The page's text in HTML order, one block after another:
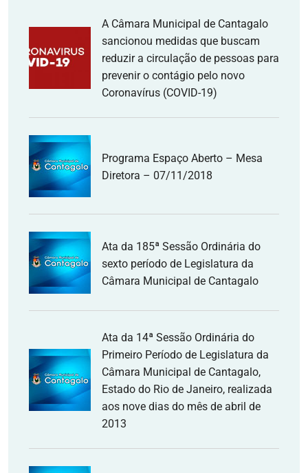
A Câmara Municipal de Cantagalo
sancionou medidas que buscam
reduzir a circulação de pessoas para
prevenir o contágio pelo novo
Coronavírus (COVID-19)
Programa Espaço Aberto – Mesa
Diretora – 07/11/2018
Ata da 185ª Sessão Ordinária do
sexto período de Legislatura da
Câmara Municipal de Cantagalo
Ata da 14ª Sessão Ordinária do
Primeiro Período de Legislatura da
Câmara Municipal de Cantagalo,
Estado do Rio de Janeiro, realizada
aos nove dias do mês de abril de
2013